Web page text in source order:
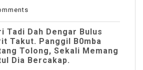
Tadi Dah Dengar Bulus
Takut. Panggil B0mba
Tolong, Sekali Memang
Dia Bercakap.